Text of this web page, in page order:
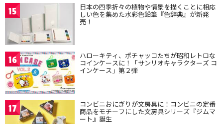
15 日本の四季折々の植物や情景を描くことに相応
しい色を集めた水彩色鉛筆『色辞典』が新発
売！
16 ハローキティ、ポチャッコたちが昭和レトロな
コインケースに！「サンリオキャラクターズ コ
インケース」第２弾
17 コンビニおにぎりが文房具に！コンビニの定番
商品をモチーフにした文房具シリーズ『ジムマ
ート』誕生